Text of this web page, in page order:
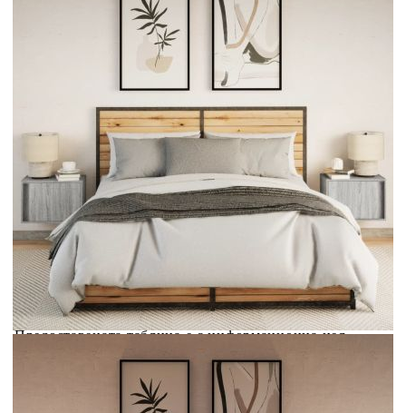
Брой чекмеджета (всяко):
1
Нощни шкафчета за стена с LED осветление, 2 бр, сив
Please select credit institution
Цена на продукта:
€67.00
Extraction of information from credit institutions
Предоставената таблица е с информационна цел.
Добавете продукта в количката си с бутона "Добави в
количката" и при поръчка ще можете да изберете броя
вноски на кредита.
Acest tabel are caracter informativ. Adăugați produsul în
coșul de cumpărături unde veți putea selecta detaliile
cererii de creditare.
Предоставената таблица е с информационна цел.
количката" и при поръчка ще можете да изберете броя
вноски на кредита.